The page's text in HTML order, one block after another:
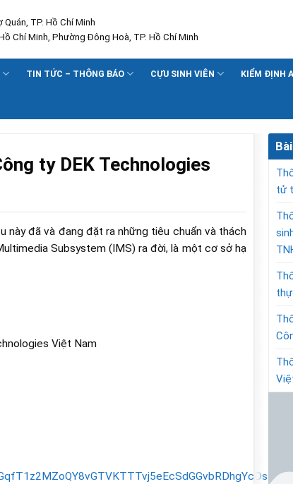
TP. Hồ Chí Minh
Chí Minh, Phường Đông Hoà, TP. Hồ Chí Minh
TIN TỨC – THÔNG BÁO CỰU SINH VIÊN KIỂM ĐỊNH
ty DEK Technologies
này đã và đang đặt ra những tiêu chuẩn và thách
Subsystem (IMS) ra đời, là một cơ sở hạ
Việt Nam
tử